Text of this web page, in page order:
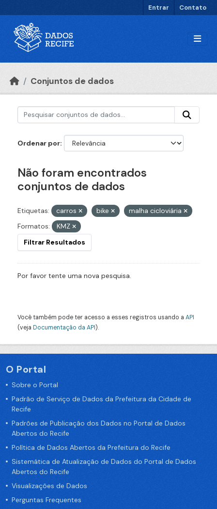
Entrar Contato
Conjuntos de dados
Ordenar por
Não foram encontrados
conjuntos de dados
Etiquetas: carros bike
malha cicloviária
Formatos:
KMZ
Filtrar Resultados
Por favor tente uma nova pesquisa.
Você também pode ter acesso a esses registros usando a API
(veja Documentação da API).
O Portal
Sobre o Portal
Padrão de Serviço de Dados da Prefeitura da Cidade de
Recife
Padrões de Publicação dos Dados no Portal de Dados
Abertos do Recife
Política de Dados Abertos da Prefeitura do Recife
Sistemática de Atualização de Dados do Portal de Dados
Abertos do Recife
Visualizações de Dados
Perguntas Frequentes